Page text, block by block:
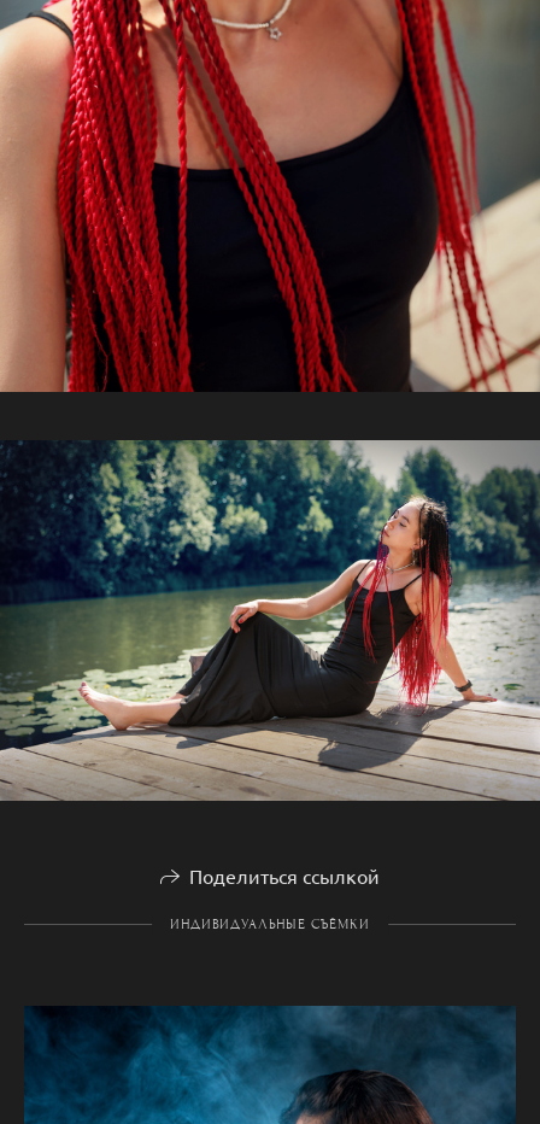
Поделиться ссылкой
ИНДИВИДУАЛЬНЫЕ СЪЁМКИ